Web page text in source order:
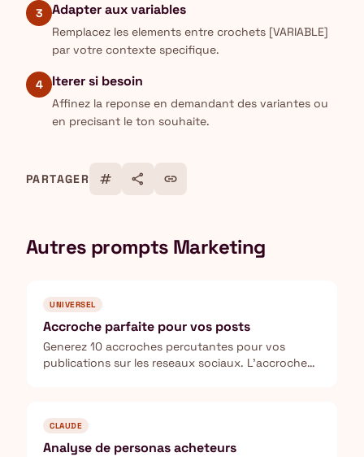
3 Adapter aux variables
Remplacez les elements entre crochets [VARIABLE]
par votre contexte specifique.
4 Iterer si besoin
Affinez la reponse en demandant des variantes ou
en precisant le ton souhaite.
PARTAGER tag share link
Autres prompts Marketing
UNIVERSEL
Accroche parfaite pour vos posts
Generez 10 accroches percutantes pour vos
publications sur les reseaux sociaux. L'accroche
CLAUDE
Analyse de personas acheteurs